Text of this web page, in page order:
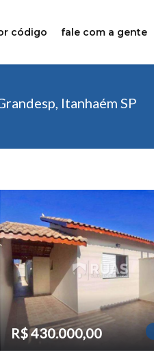
código fale com a gente
Itanhaém SP
R$ 430.000,00